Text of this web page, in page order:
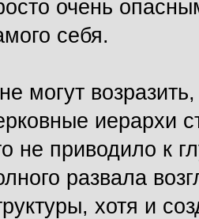
очень
себя.
могут
иерархи
не приводило к
развала
хотя и